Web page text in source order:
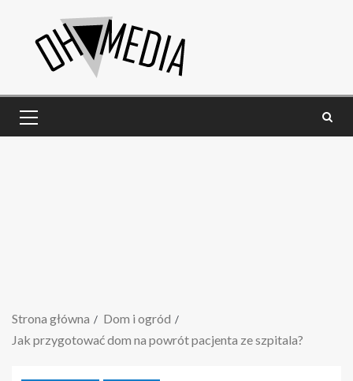
Strona główna
Dom i ogród
Jak przygotować dom na powrót pacjenta ze szpitala?